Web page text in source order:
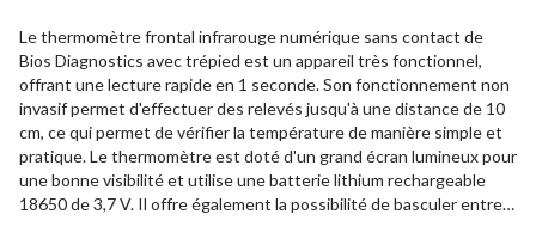
Le thermomètre frontal infrarouge numérique sans contact de
Bios Diagnostics avec trépied est un appareil très fonctionnel,
offrant une lecture rapide en 1 seconde. Son fonctionnement non
invasif permet d'effectuer des relevés jusqu'à une distance de 10
cm, ce qui permet de vérifier la température de manière simple et
pratique. Le thermomètre est doté d'un grand écran lumineux pour
une bonne visibilité et utilise une batterie lithium rechargeable
18650 de 3,7 V. Il offre également la possibilité de basculer entre